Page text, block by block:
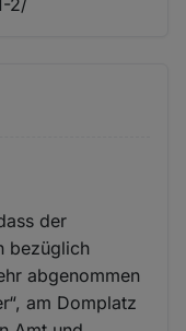
2/
der
bezüglich
abgenommen
am Domplatz